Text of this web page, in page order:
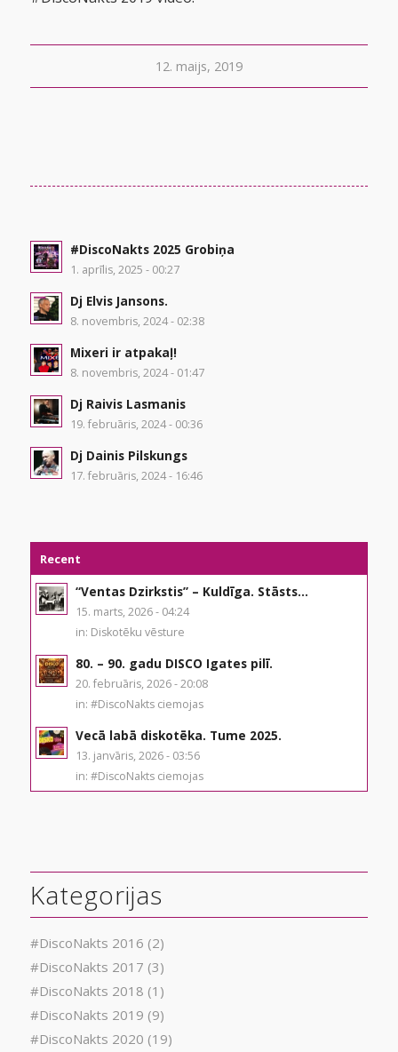
12. maijs, 2019
#DiscoNakts 2025 Grobiņa
1. aprīlis, 2025 - 00:27
Dj Elvis Jansons.
8. novembris, 2024 - 02:38
Mixeri ir atpakaļ!
8. novembris, 2024 - 01:47
Dj Raivis Lasmanis
19. februāris, 2024 - 00:36
Dj Dainis Pilskungs
17. februāris, 2024 - 16:46
Recent
“Ventas Dzirkstis” – Kuldīga. Stāsts...
15. marts, 2026 - 04:24
in: Diskotēku vēsture
80. – 90. gadu DISCO Igates pilī.
20. februāris, 2026 - 20:08
in: #DiscoNakts ciemojas
Vecā labā diskotēka. Tume 2025.
13. janvāris, 2026 - 03:56
in: #DiscoNakts ciemojas
Kategorijas
#DiscoNakts 2016 (2)
#DiscoNakts 2017 (3)
#DiscoNakts 2018 (1)
#DiscoNakts 2019 (9)
#DiscoNakts 2020 (19)